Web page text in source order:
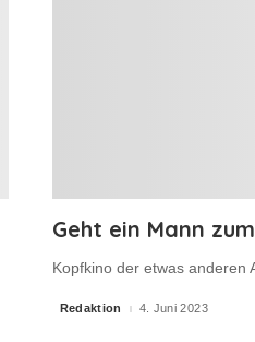
Geht ein Mann
Kopfkino der etwas anderen
Posted
Redaktion 4. Juni 2023